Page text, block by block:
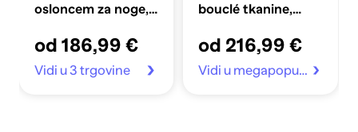
osloncem za noge,
od 186,99 €
Vidi u 3 trgovine
bouclé tkanine,
od 216,99 €
Vidi u megapopust.hr